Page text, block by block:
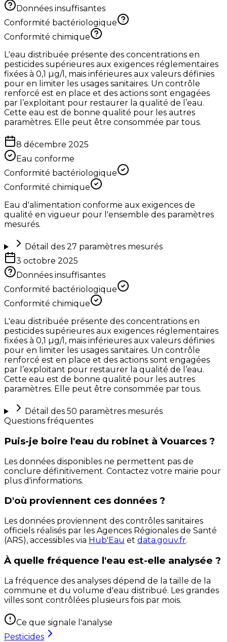
Données insuffisantes
Conformité bactériologique
Conformité chimique
L'eau distribuée présente des concentrations en
pesticides supérieures aux exigences réglementaires
fixées à 0,1 µg/l, mais inférieures aux valeurs définies
pour en limiter les usages sanitaires. Un contrôle
renforcé est en place et des actions sont engagées
par l’exploitant pour restaurer la qualité de l’eau.
Cette eau est de bonne qualité pour les autres
paramètres. Elle peut être consommée par tous.
8 décembre 2025
Eau conforme
Conformité bactériologique
Conformité chimique
Eau d'alimentation conforme aux exigences de
qualité en vigueur pour l'ensemble des paramètres
mesurés.
Détail des 27 paramètres mesurés
3 octobre 2025
Données insuffisantes
Conformité bactériologique
Conformité chimique
L'eau distribuée présente des concentrations en
pesticides supérieures aux exigences réglementaires
fixées à 0,1 µg/l, mais inférieures aux valeurs définies
pour en limiter les usages sanitaires. Un contrôle
renforcé est en place et des actions sont engagées
par l’exploitant pour restaurer la qualité de l’eau.
Cette eau est de bonne qualité pour les autres
paramètres. Elle peut être consommée par tous.
Détail des 50 paramètres mesurés
Questions fréquentes
Puis-je boire l'eau du robinet à Vouarces ?
Les données disponibles ne permettent pas de
conclure définitivement. Contactez votre mairie pour
plus d'informations.
D'où proviennent ces données ?
Les données proviennent des contrôles sanitaires
officiels réalisés par les Agences Régionales de Santé
(ARS), accessibles via Hub'Eau et data.gouv.fr.
À quelle fréquence l'eau est-elle analysée ?
La fréquence des analyses dépend de la taille de la
commune et du volume d'eau distribué. Les grandes
villes sont contrôlées plusieurs fois par mois.
Ce que signale l'analyse
Pesticides